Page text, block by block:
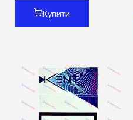
Купити